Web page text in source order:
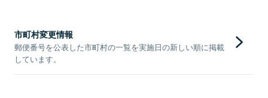
市町村変更情報
郵便番号を公表した市町村の一覧を実施日の新しい順に掲載
しています。